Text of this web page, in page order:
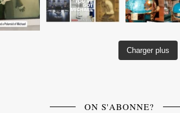
Charger plus
ON S'ABONNE?